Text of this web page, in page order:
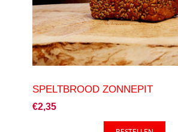
SPELTBROOD ZONNEPIT
€2,35